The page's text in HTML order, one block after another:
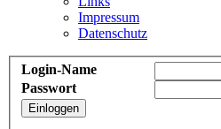
Impressum
Datenschutz
Login-Name
Passwort